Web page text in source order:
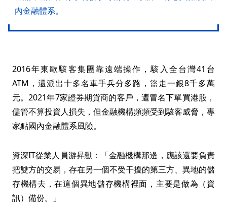
內金融體系。
2016年東歐駭客集團靠遠端操作，駭入全台灣41台
ATM，還派出十多名車手兵分多路，盜走一銀8千多萬
元。2021年7家證券期貨商的客戶，遭冒名下單買港股，
儘管不算投資人損失，但金融機構頻頻受到駭客威脅，專
家點國內金融體系風險。
資深IT從業人員游昇勳：「金融機構那邊，應該還要負責
把雙方的交易，存在另一個不受干擾的第三方、異地的儲
存機構去，在這個異地儲存機構裡面，主要是做為（資
訊）備份。」